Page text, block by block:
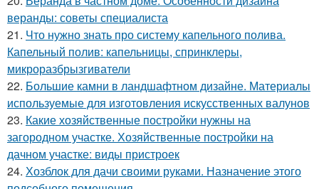
веранды: советы специалиста
21. Что нужно знать про систему капельного полива.
Капельный полив: капельницы, спринклеры,
микроразбрызгиватели
22. Большие камни в ландшафтном дизайне. Материалы
используемые для изготовления искусственных валунов
23. Какие хозяйственные постройки нужны на
загородном участке. Хозяйственные постройки на
дачном участке: виды пристроек
24. Хозблок для дачи своими руками. Назначение этого